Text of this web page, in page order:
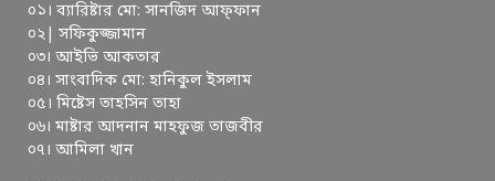
০১। ব্যারিষ্টার মো: সানজিদ আফ্ফান
০২| সফিকুজ্জামান
০৩। আইভি আকতার
০৪। সাংবাদিক মো: হানিকুল ইসলাম
০৫। মিষ্টেস তাহসিন তাহা
০৬। মাষ্টার আদনান মাহফুজ তাজবীর
০৭। আমিলা খান